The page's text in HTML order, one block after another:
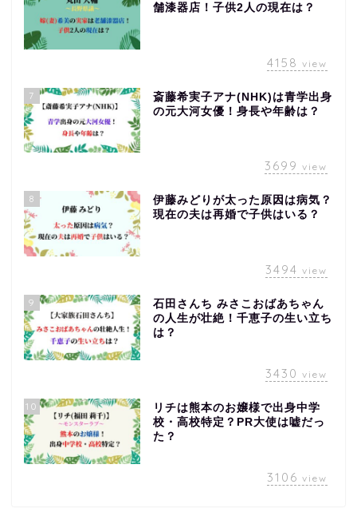
舗漆器店！子供2人の現在は？
4158 view
7
斎藤希実子アナ(NHK)は青学出身
の元大河女優！身長や年齢は？
3699 view
8
伊藤みどりが太った原因は病気？
現在の夫は再婚で子供はいる？
3494 view
9
石田さんち みさこおばあちゃん
の人生が壮絶！千恵子の生い立ち
は？
3430 view
10
リチは熊本のお嬢様で出身中学
校・高校特定？PR大使は嘘だっ
た？
3106 view